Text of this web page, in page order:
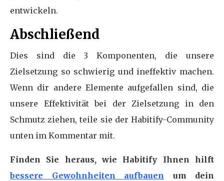
entwickeln.
Abschließend
Dies sind die 3 Komponenten, die unsere
Zielsetzung so schwierig und ineffektiv machen.
Wenn dir andere Elemente aufgefallen sind, die
unsere Effektivität bei der Zielsetzung in den
Schmutz ziehen, teile sie der Habitify-Community
unten im Kommentar mit.
Finden Sie heraus, wie Habitify Ihnen hilft
bessere Gewohnheiten aufbauen um dein